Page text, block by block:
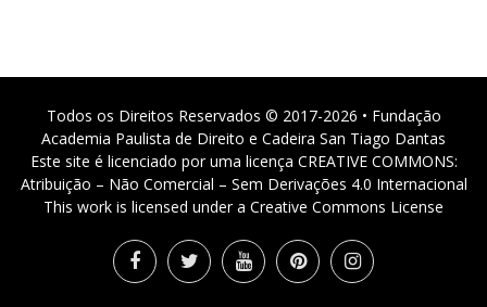
Todos os Direitos Reservados © 2017-2026 • Fundação
Academia Paulista de Direito e Cadeira San Tiago Dantas
Este site é licenciado por uma licença CREATIVE COMMONS:
Atribuição – Não Comercial – Sem Derivações 4.0 Internacional
This work is licensed under a Creative Commons License